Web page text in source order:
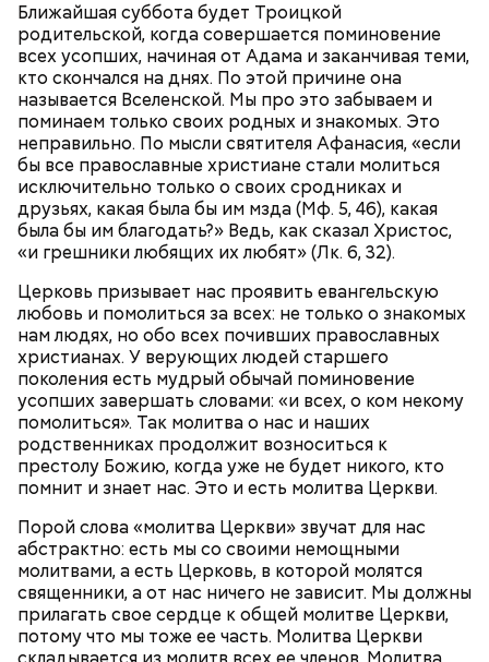
Ближайшая суббота будет Троицкой
родительской, когда совершается поминовение
всех усопших, начиная от Адама и заканчивая теми,
кто скончался на днях. По этой причине она
называется Вселенской. Мы про это забываем и
поминаем только своих родных и знакомых. Это
неправильно. По мысли святителя Афанасия, «если
бы все православные христиане стали молиться
исключительно только о своих сродниках и
друзьях, какая была бы им мзда (Мф. 5, 46), какая
была бы им благодать?» Ведь, как сказал Христос,
«и грешники любящих их любят» (Лк. 6, 32).
Церковь призывает нас проявить евангельскую
любовь и помолиться за всех: не только о знакомых
нам людях, но обо всех почивших православных
христианах. У верующих людей старшего
поколения есть мудрый обычай поминовение
усопших завершать словами: «и всех, о ком некому
помолиться». Так молитва о нас и наших
родственниках продолжит возноситься к
престолу Божию, когда уже не будет никого, кто
помнит и знает нас. Это и есть молитва Церкви.
Порой слова «молитва Церкви» звучат для нас
абстрактно: есть мы со своими немощными
молитвами, а есть Церковь, в которой молятся
священники, а от нас ничего не зависит. Мы должны
прилагать свое сердце к общей молитве Церкви,
потому что мы тоже ее часть. Молитва Церкви
А еще, удержав меч палача, святой Николай спас от
смерти трех мужей, невинно осужденных
корыстолюбивым градоначальником.
За свою земную жизнь он совершил множество
добрых дел во славу Божию.
2-3 картофелины,
1 некрупный помидор,
2 корня сельдерея,
салатная заправка.
Очищенный сырой салатный сельдерей
нашинковать соломкой. Яблоки очистить от
кожицы и семян, нарезать ломтиками. Так же
нарезать вареный картофель. Продукты
перемешать, полить салатной заправкой, выложить
в салатник горкой и украсить веточками
сельдерея, кусочками свежих помидоров и
ломтиками яблок.